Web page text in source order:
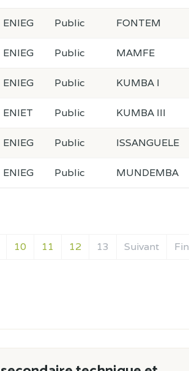
10 11 12 13 Suivant Fin
ENIEG Public FONTEM
ENIEG Public MAMFE
ENIEG Public KUMBA I
ENIET Public KUMBA III
ENIEG Public ISSANGUELE
ENIEG Public MUNDEMBA